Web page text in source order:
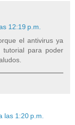
12:19 p.m.
el antivirus ya
para poder
las 1:20 p.m.